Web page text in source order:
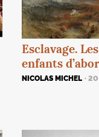
Esclavage.
enfants
NICOLAS MICHEL · 20